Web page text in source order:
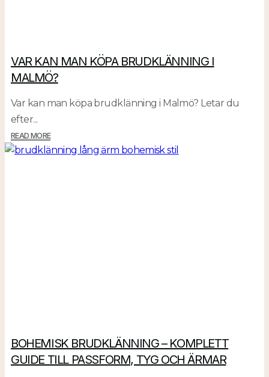
VAR KAN MAN KÖPA BRUDKLÄNNING I
MALMÖ?
Var kan man köpa brudklänning i Malmö? Letar du
efter...
READ MORE
BOHEMISK BRUDKLÄNNING – KOMPLETT
GUIDE TILL PASSFORM, TYG OCH ÄRMAR